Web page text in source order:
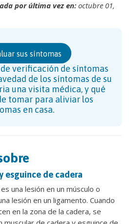
por última vez en: octubre 01,
sus síntomas
verificación de síntomas
de los síntomas de su
una visita médica, y qué
tomar para aliviar los
en casa.
esguince de cadera
una lesión en un músculo o
lesión en un ligamento. Cuando
en la zona de la cadera, se